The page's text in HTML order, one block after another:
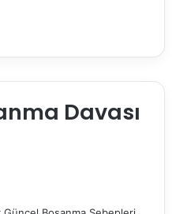
Davası